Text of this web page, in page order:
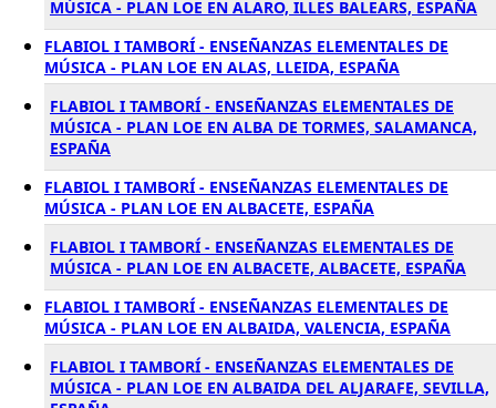
MÚSICA - PLAN LOE EN ALARO, ILLES BALEARS, ESPAÑA
FLABIOL I TAMBORÍ - ENSEÑANZAS ELEMENTALES DE
MÚSICA - PLAN LOE EN ALAS, LLEIDA, ESPAÑA
FLABIOL I TAMBORÍ - ENSEÑANZAS ELEMENTALES DE
MÚSICA - PLAN LOE EN ALBA DE TORMES, SALAMANCA,
ESPAÑA
FLABIOL I TAMBORÍ - ENSEÑANZAS ELEMENTALES DE
MÚSICA - PLAN LOE EN ALBACETE, ESPAÑA
FLABIOL I TAMBORÍ - ENSEÑANZAS ELEMENTALES DE
MÚSICA - PLAN LOE EN ALBACETE, ALBACETE, ESPAÑA
FLABIOL I TAMBORÍ - ENSEÑANZAS ELEMENTALES DE
MÚSICA - PLAN LOE EN ALBAIDA, VALENCIA, ESPAÑA
FLABIOL I TAMBORÍ - ENSEÑANZAS ELEMENTALES DE
MÚSICA - PLAN LOE EN ALBAIDA DEL ALJARAFE, SEVILLA,